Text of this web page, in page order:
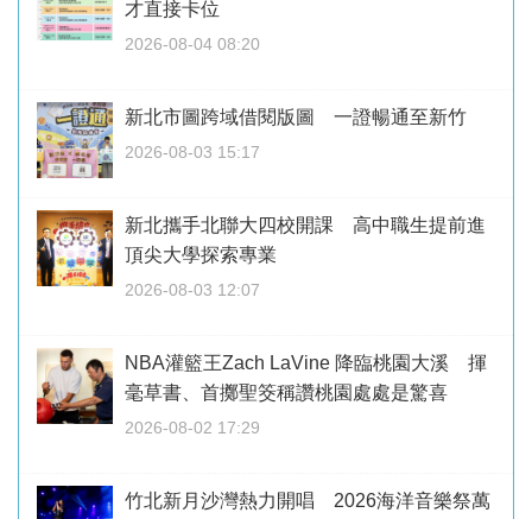
才直接卡位
2026-08-04 08:20
新北市圖跨域借閱版圖 一證暢通至新竹
2026-08-03 15:17
新北攜手北聯大四校開課 高中職生提前進
頂尖大學探索專業
2026-08-03 12:07
NBA灌籃王Zach LaVine 降臨桃園大溪 揮
毫草書、首擲聖筊稱讚桃園處處是驚喜
2026-08-02 17:29
竹北新月沙灣熱力開唱 2026海洋音樂祭萬